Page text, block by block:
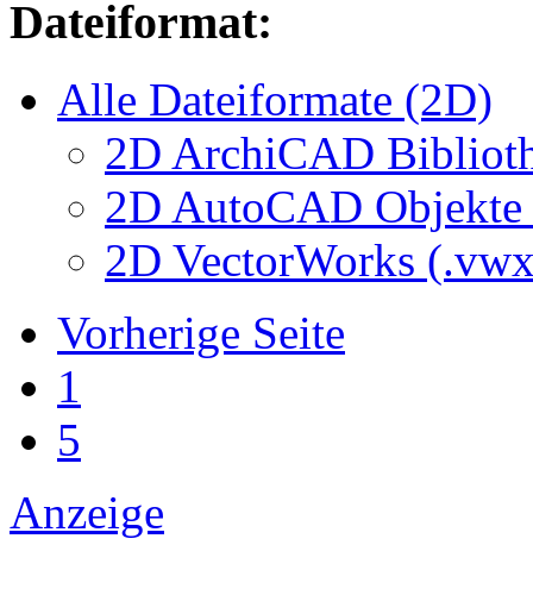
Dateiformat:
Alle Dateiformate (2D)
2D ArchiCAD
2D AutoCAD
2D VectorWorks
Vorherige Seite
1
5
Anzeige